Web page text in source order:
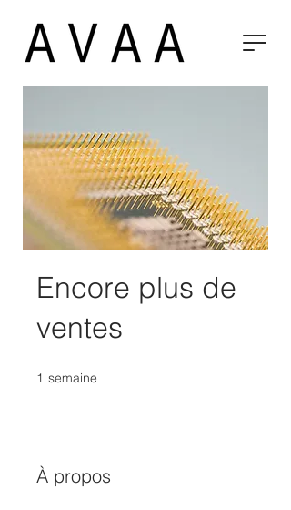
Encore plus de
ventes
1 semaine
À propos